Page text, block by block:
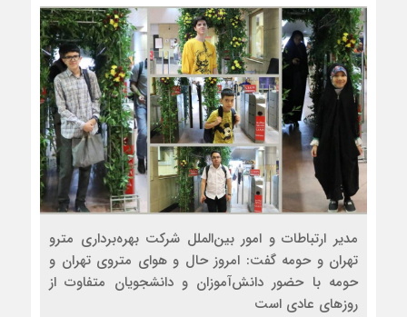
مدیر ارتباطات و امور بین‌الملل شرکت بهره‌برداری مترو
تهران و حومه گفت: امروز حال و هوای متروی تهران و
حومه با حضور دانش‌آموزان و دانشجویان متفاوت از
روزهای عادی است